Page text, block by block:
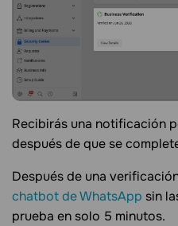
Recibirás una notificación
después de que se
Después de una
chatbot de WhatsApp sin
prueba en solo 5 minutos.